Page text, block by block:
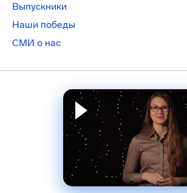
Выпускники
Наши победы
СМИ о нас